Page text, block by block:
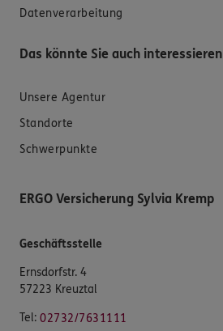
Datenverarbeitung
Das könnte Sie auch interessieren
Unsere Agentur
Standorte
Schwerpunkte
ERGO Versicherung Sylvia Kremp
Geschäftsstelle
Ernsdorfstr. 4
57223 Kreuztal
Tel: 02732/7631111